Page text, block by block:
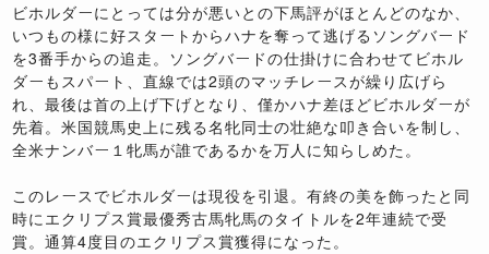
ビホルダーにとっては分が悪いとの下馬評がほとんどのなか、
いつもの様に好スタートからハナを奪って逃げるソングバード
を3番手からの追走。ソングバードの仕掛けに合わせてビホル
ダーもスパート、直線では2頭のマッチレースが繰り広げら
れ、最後は首の上げ下げとなり、僅かハナ差ほどビホルダーが
先着。米国競馬史上に残る名牝同士の壮絶な叩き合いを制し、
全米ナンバー１牝馬が誰であるかを万人に知らしめた。
このレースでビホルダーは現役を引退。有終の美を飾ったと同
時にエクリプス賞最優秀古馬牝馬のタイトルを2年連続で受
賞。通算4度目のエクリプス賞獲得になった。